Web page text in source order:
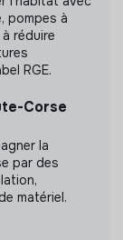
pompes à
réduire
RGE.
Corse
la
par des
matériel.